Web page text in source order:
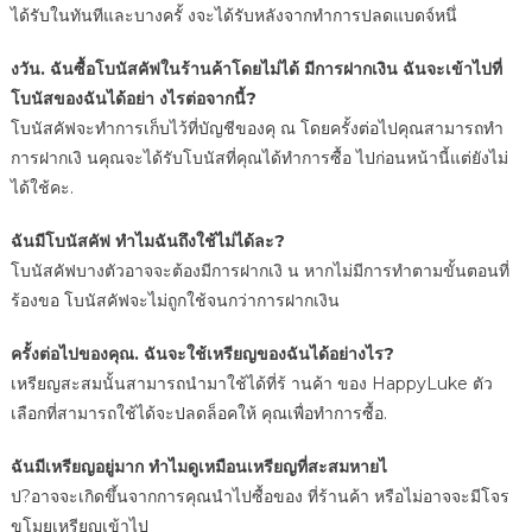
ได้รับในทันทีและบางครั้ งจะได้รับหลังจากทําการปลดแบดจ์หนึ่
งวัน. ฉันซื้อโบนัสคัฟในร้านค้าโดยไม่ได้ มีการฝากเงิน ฉันจะเข้าไปที่
โบนัสของฉันได้อย่า งไรต่อจากนี้?
โบนัสคัฟจะทําการเก็บไว้ที่บัญชีของคุ ณ โดยครั้งต่อไปคุณสามารถทํา
การฝากเงิ นคุณจะได้รับโบนัสที่คุณได้ทําการซื้อ ไปก่อนหน้านี้แต่ยังไม่
ได้ใช้คะ.
ฉันมีโบนัสคัฟ ทําไมฉันถึงใช้ไม่ได้ละ?
โบนัสคัฟบางตัวอาจจะต้องมีการฝากเงิ น หากไม่มีการทําตามขั้นตอนที่
ร้องขอ โบนัสคัฟจะไม่ถูกใช้จนกว่าการฝากเงิน
ครั้งต่อไปของคุณ. ฉันจะใช้เหรียญของฉันได้อย่างไร?
เหรียญสะสมนั้นสามารถนํามาใช้ได้ที่ร้ านค้า ของ HappyLuke ตัว
เลือกที่สามารถใช้ได้จะปลดล็อคให้ คุณเพื่อทําการซื้อ.
ฉันมีเหรียญอยู่มาก ทําไมดูเหมือนเหรียญที่สะสมหายไ
ป?อาจจะเกิดขึ้นจากการคุณนําไปซื้อของ ที่ร้านค้า หรือไม่อาจจะมีโจร
ขโมยเหรียญเข้าไป